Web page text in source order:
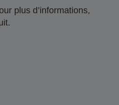
plus d’informations,